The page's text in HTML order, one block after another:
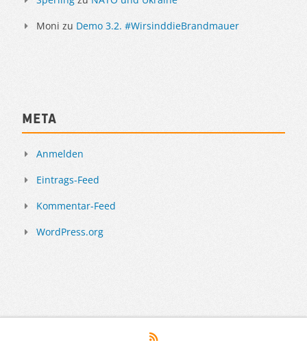
Moni zu Demo 3.2. #WirsinddieBrandmauer
Meta
Anmelden
Eintrags-Feed
Kommentar-Feed
WordPress.org